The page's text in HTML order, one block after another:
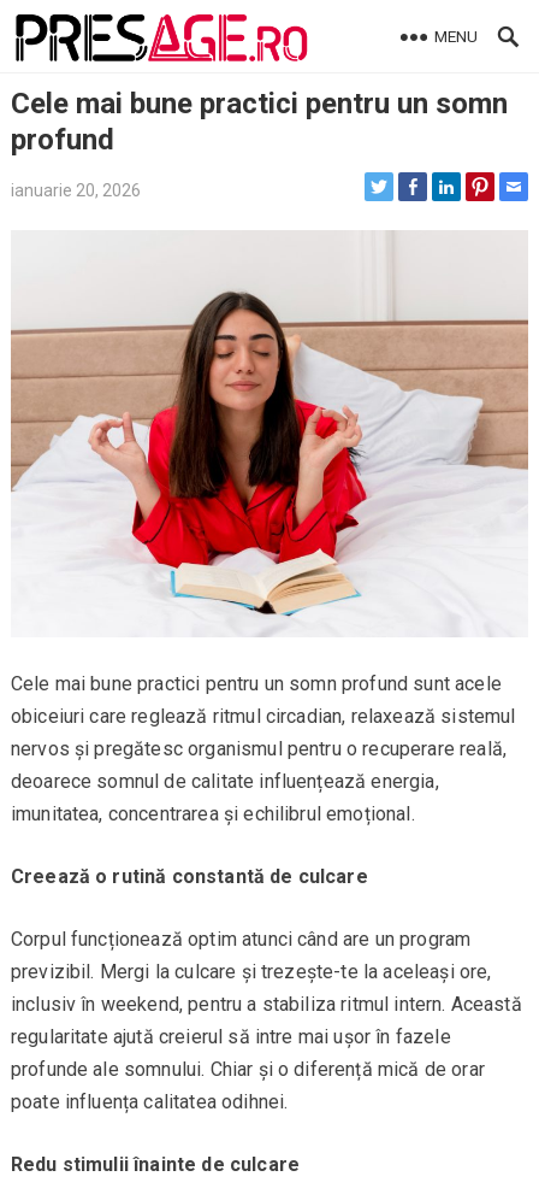
Skip
MENU
Cele mai bune practici pentru un somn
profund
ianuarie 20, 2026
Cele mai bune practici pentru un somn profund sunt acele
obiceiuri care reglează ritmul circadian, relaxează sistemul
nervos și pregătesc organismul pentru o recuperare reală,
deoarece somnul de calitate influențează energia,
imunitatea, concentrarea și echilibrul emoțional.
Creează o rutină constantă de culcare
Corpul funcționează optim atunci când are un program
previzibil. Mergi la culcare și trezește-te la aceleași ore,
inclusiv în weekend, pentru a stabiliza ritmul intern. Această
regularitate ajută creierul să intre mai ușor în fazele
profunde ale somnului. Chiar și o diferență mică de orar
poate influența calitatea odihnei.
Redu stimulii înainte de culcare